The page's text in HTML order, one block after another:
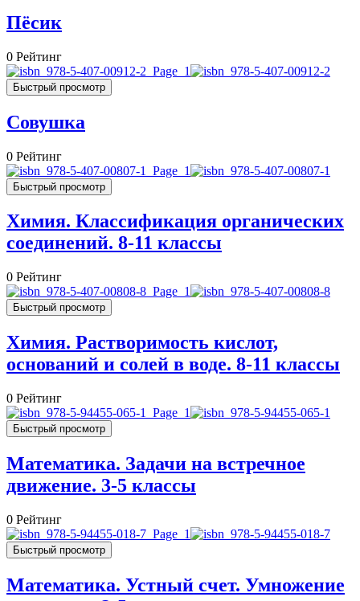
Пёсик
0 Рейтинг
Быстрый просмотр
Совушка
0 Рейтинг
Быстрый просмотр
Химия. Классификация органических
соединений. 8-11 классы
0 Рейтинг
Быстрый просмотр
Химия. Растворимость кислот,
оснований и солей в воде. 8-11 классы
0 Рейтинг
Быстрый просмотр
Математика. Задачи на встречное
движение. 3-5 классы
0 Рейтинг
Быстрый просмотр
Математика. Устный счет. Умножение